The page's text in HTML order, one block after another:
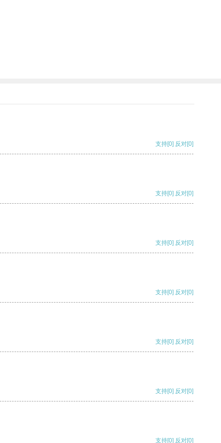
支持[0] 反对[0]
支持[0] 反对[0]
支持[0] 反对[0]
支持[0] 反对[0]
支持[0] 反对[0]
支持[0] 反对[0]
支持[0] 反对[0]